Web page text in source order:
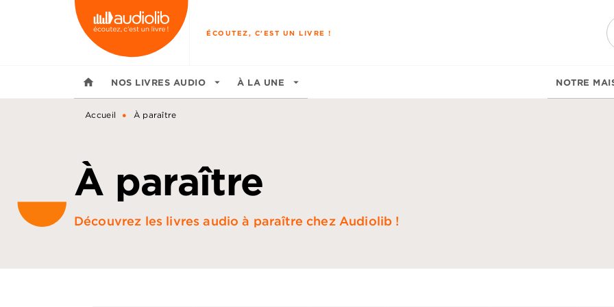
MENU RECHERCHE
ÉCOUTEZ, C'EST UN LIVRE !
home NOS LIVRES AUDIO arrow_drop_down À LA UNE arrow_drop_down NOTRE
Accueil • À paraître
À paraître
Découvrez les livres audio à paraître chez Audiolib !